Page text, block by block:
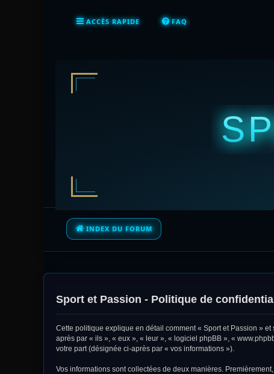
ACCÈS RAPIDE FAQ
INDEX DU FORUM
Sport et Passion - Politique de
Cette politique explique en détail comment « Sport et Passion »
après par « ils », « eux », « leur », « logiciel phpBB », «
votre part (désignée ci-après par « vos informations »).
Vos informations sont collectées de deux manières.